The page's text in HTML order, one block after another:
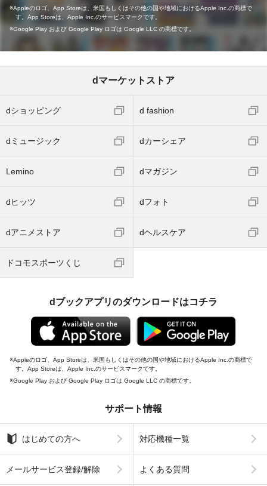
Appleのロゴ、App Storeは、米国もしくはその他の国や地域におけるApple Inc.の商標で
す。App Storeは、Apple Inc.のサービスマークです。
Google Play および Google Play ロゴは Google LLC の商標です。
dマーケットストア
dショッピング d fashion
dミュージック dカーシェア
Lemino dマガジン
dヒッツ dフォト
dアニメストア dヘルスケア
ドコモスポーツくじ
dブックアプリのダウンロードはコチラ
Appleのロゴ、App Storeは、米国もしくはその他の国や地域におけるApple Inc.の商標で
す。App Storeは、Apple Inc.のサービスマークです。
Google Play および Google Play ロゴは Google LLC の商標です。
サポート情報
はじめての方へ 対応機種一覧
メールサービス登録/解除 よくある質問